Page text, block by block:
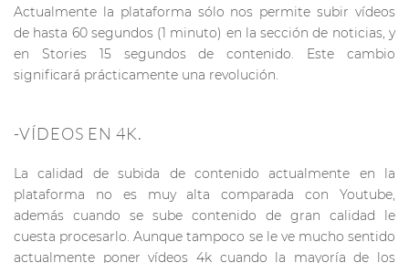
Actualmente la plataforma sólo nos permite subir vídeos
de hasta 60 segundos (1 minuto) en la sección de noticias, y
en Stories 15 segundos de contenido. Este cambio
significará prácticamente una revolución.
-VÍDEOS EN 4K.
La calidad de subida de contenido actualmente en la
plataforma no es muy alta comparada con Youtube,
además cuando se sube contenido de gran calidad le
cuesta procesarlo. Aunque tampoco se le ve mucho sentido
actualmente poner vídeos 4k cuando la mayoría de los